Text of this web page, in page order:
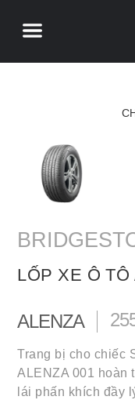
LỐP XE Ô TÔ
ALENZA
Trang bị cho chiếc
ALENZA 001 hoàn
lái phấn khích đầy